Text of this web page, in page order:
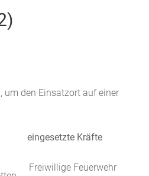
um den Einsatzort auf einer
eingesetzte Kräfte
Freiwillige Feuerwehr